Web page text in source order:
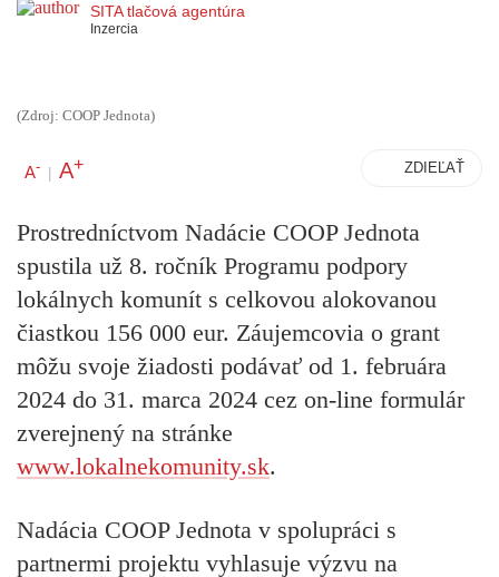
SITA tlačová agentúra
Inzercia
(Zdroj: COOP Jednota)
A- | A+ ZDIEĽAŤ
Prostredníctvom Nadácie COOP Jednota
spustila už 8. ročník Programu podpory
lokálnych komunít s celkovou alokovanou
čiastkou 156 000 eur. Záujemcovia o grant
môžu svoje žiadosti podávať od 1. februára
2024 do 31. marca 2024 cez on-line formulár
zverejnený na stránke
www.lokalnekomunity.sk.
Nadácia COOP Jednota v spolupráci s
partnermi projektu vyhlasuje výzvu na